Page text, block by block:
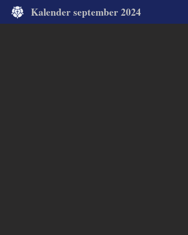
Kalender september 2024